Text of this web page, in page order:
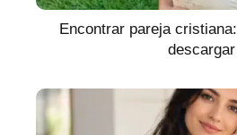
Encontrar pareja
descargar